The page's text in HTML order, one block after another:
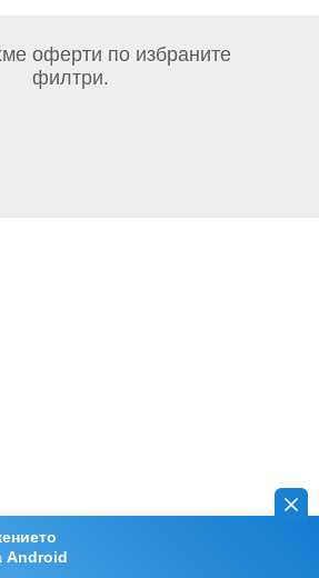
Android
оферти по избраните
филтри.